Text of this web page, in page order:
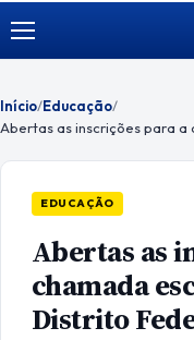
Menu
Início/Educação/
EDUCAÇÃO
Abertas as
chamada
Distrito